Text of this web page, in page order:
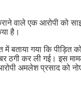
वाले एक आरोपी को
है।
बताया गया कि
कर ली गई। इस
अमलेश प्रसाद को